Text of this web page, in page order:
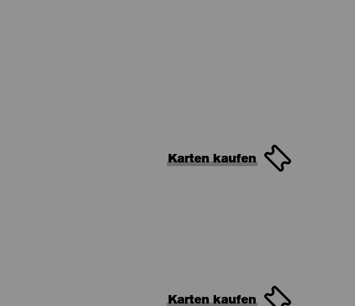
Karten kaufen
Karten kaufen